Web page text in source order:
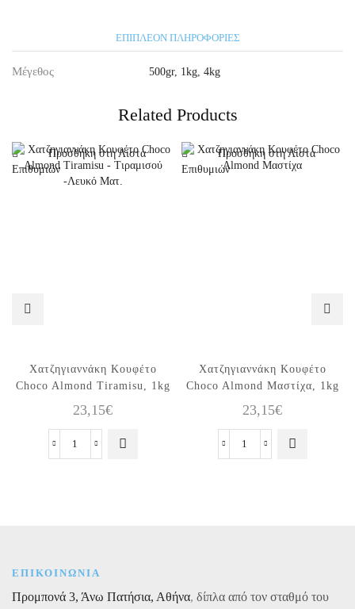
ΕΠΙΠΛΈΟΝ ΠΛΗΡΟΦΟΡΊΕΣ
Μέγεθος 500gr, 1kg, 4kg
Related Products
Προσθήκη στη Λίστα
Επιθυμιών
Χατζηγιαννάκη Κουφέτο
Choco Almond Tiramisu, 1kg
23,15€
Χατζηγιαννάκη
Προσθήκη στη Λίστα
Επιθυμιών
Χατζηγιαννάκη Κουφέτο
Choco Almond Μαστίχα, 1kg
23,15€
Χατζηγιαννάκη
ΕΠΙΚΟΙΝΩΝΙΑ
Προμπονά 3, Άνω Πατήσια, Αθήνα, δίπλα από τον σταθμό του